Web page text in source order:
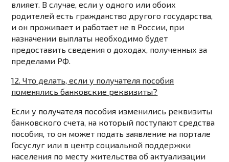
влияет. В случае, если у одного или обоих
родителей есть гражданство другого государства,
и он проживает и работает не в России, при
назначении выплаты необходимо будет
предоставить сведения о доходах, полученных за
пределами РФ.
12. Что делать, если у получателя пособия
поменялись банковские реквизиты?
Если у получателя пособия изменились реквизиты
банковского счета, на который поступают средства
пособия, то он может подать заявление на портале
Госуслуг или в центр социальной поддержки
населения по месту жительства об актуализации